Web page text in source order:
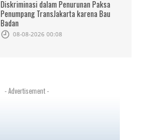
Diskriminasi dalam Penurunan Paksa
Penumpang TransJakarta karena Bau
Badan
08-08-2026 00:08
- Advertisement -